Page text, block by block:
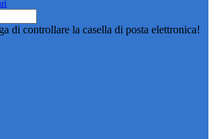
di controllare la casella di posta elettronica!